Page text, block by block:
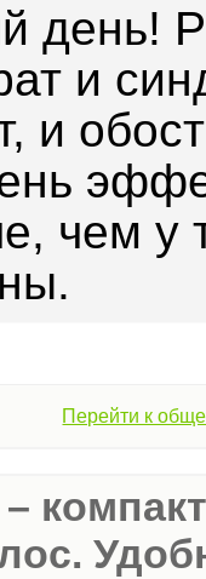
день!
и
и
чем у
Перейти к